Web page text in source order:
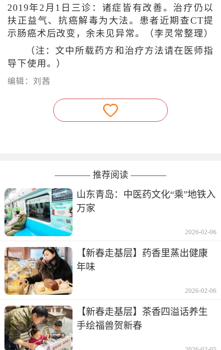
2019年2月1日三诊：诸症皆有改善。治疗仍以
扶正益气、抗癌解毒为大法。患者近期查CT提
示肠癌术后改变，余未见异常。
（李灵常整理）
（注：文中所载药方和治疗方法请在医师指
导下使用。）
编辑：刘茜
———— 推荐阅读 ————
山东青岛：中医药文化“乘”地铁入
万家
2026-02-06
【新春走基层】药香里蒸出健康
年味
2026-02-06
【新春走基层】茶香四溢话养生
手绘福兽贺新春